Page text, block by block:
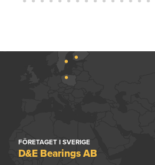
FÖRETAGET I SVERIGE
D&E Bearings AB